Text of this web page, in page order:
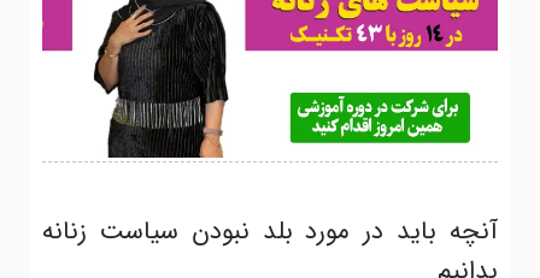
آنچه باید در مورد بلد نبودن سیاست زنانه